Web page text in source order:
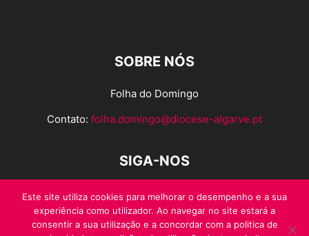
SOBRE NÓS
Folha do Domingo
Contato: folha.domingo@diocese-algarve.pt
SIGA-NOS
Este site utiliza cookies para melhorar o desempenho e a sua
experiência como utilizador. Ao navegar no site estará a
consentir a sua utilização e a concordar com a politica de